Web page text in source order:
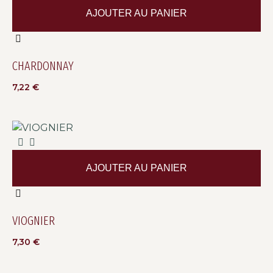
CHARDONNAY
7,22 €
AJOUTER AU PANIER
VIOGNIER
7,30 €
AJOUTER AU PANIER